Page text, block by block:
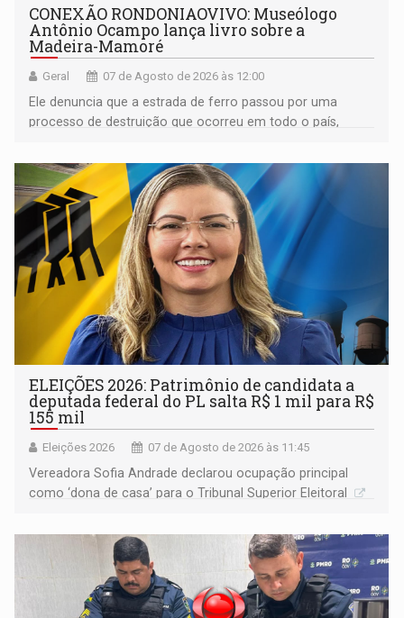
CONEXÃO RONDONIAOVIVO: Museólogo
Antônio Ocampo lança livro sobre a
Madeira-Mamoré
Geral 07 de Agosto de 2026 às 12:00
Ele denuncia que a estrada de ferro passou por uma
processo de destruição que ocorreu em todo o país,
ELEIÇÕES 2026: Patrimônio de candidata a
deputada federal do PL salta R$ 1 mil para R$
155 mil
Eleições 2026 07 de Agosto de 2026 às 11:45
Vereadora Sofia Andrade declarou ocupação principal
como ‘dona de casa’ para o Tribunal Superior Eleitoral